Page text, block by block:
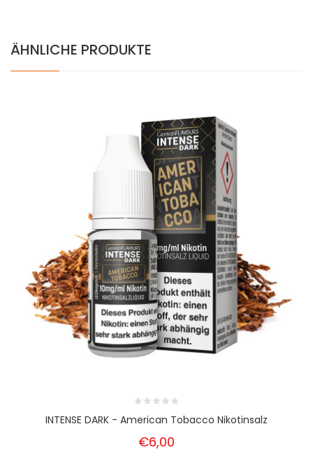
ÄHNLICHE PRODUKTE
INTENSE DARK - American Tobacco Nikotinsalz
€6,00